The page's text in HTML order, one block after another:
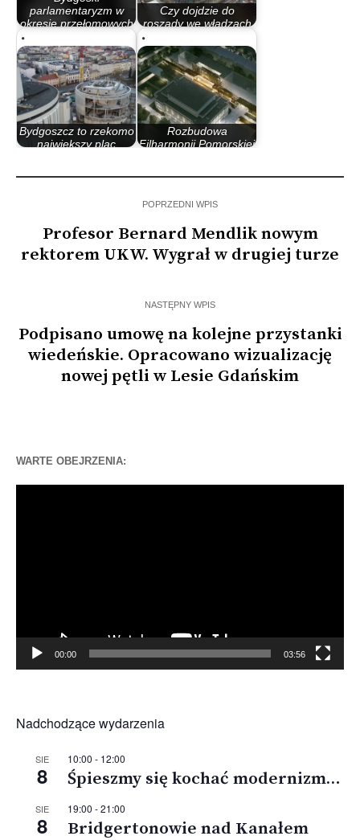
parlamentaryzm w
okresie przełomowych
Czy dojdzie do
roszady we władzach
Bydgoszcz to rzekomo
największy plac
Rozbudowa
Filharmonii Pomorskiej
POPRZEDNI WPIS
Profesor Bernard Mendlik nowym
rektorem UKW. Wygrał w drugiej turze
NASTĘPNY WPIS
Podpisano umowę na kolejne przystanki
wiedeńskie. Opracowano wizualizację
nowej pętli w Lesie Gdańskim
WARTE OBEJRZENIA:
00:00 03:56
Nadchodzące wydarzenia
SIE
8
10:00 - 12:00
Śpieszmy się kochać modernizm…
SIE
8
19:00 -21:00
Bridgertonowie nad Kanałem